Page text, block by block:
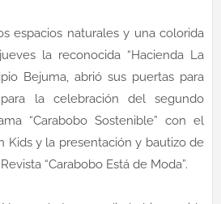
espacios naturales y una colorida
la reconocida “Hacienda La
Bejuma, abrió sus puertas para
la celebración del segundo
“Carabobo Sostenible” con el
Kids y la presentación y bautizo de
“Carabobo Está de Moda”.